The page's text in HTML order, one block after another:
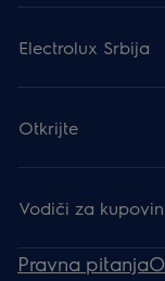
Electrolux Srbija
Otkrijte
Vodiči za
Pravna pitanja